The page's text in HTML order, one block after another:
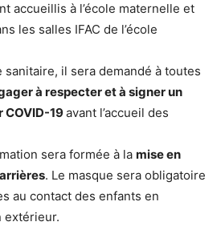
accueillis à l’école maternelle et
les salles IFAC de l’école
il sera demandé à toutes
à respecter et à signer un
19avant l’accueil des
sera formée à la mise en
. Le masque sera obligatoire
au contact des enfants en
extérieur.